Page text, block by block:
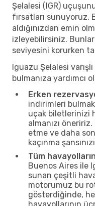
Şelalesi (IGR)
fırsatları sunuyoruz.
aldığınızdan emin
izleyebilirsiniz.
seviyesini korurken
Iguazu Şelalesi
bulmanıza yardımcı
Erken
indirimleri
uçak biletlerinizi
almanızı
etme ve daha
kaçınma
Tüm
Buenos Aires ile
sunan çeşitli
motorumuz bu
gösterdiğinde,